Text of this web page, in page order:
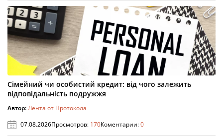
Сімейний чи особистий кредит: від чого залежить
відповідальність подружжя
Автор:Лента от Протокола
07.08.2026Просмотров: 170Коментарии:0